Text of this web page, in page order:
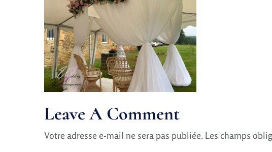
Leave A Comment
Votre adresse e-mail ne sera pas publiée. Les champs